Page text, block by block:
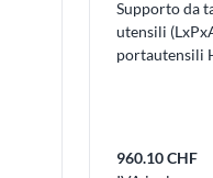
Supporto da
utensili
portautensili
960.10 CHF